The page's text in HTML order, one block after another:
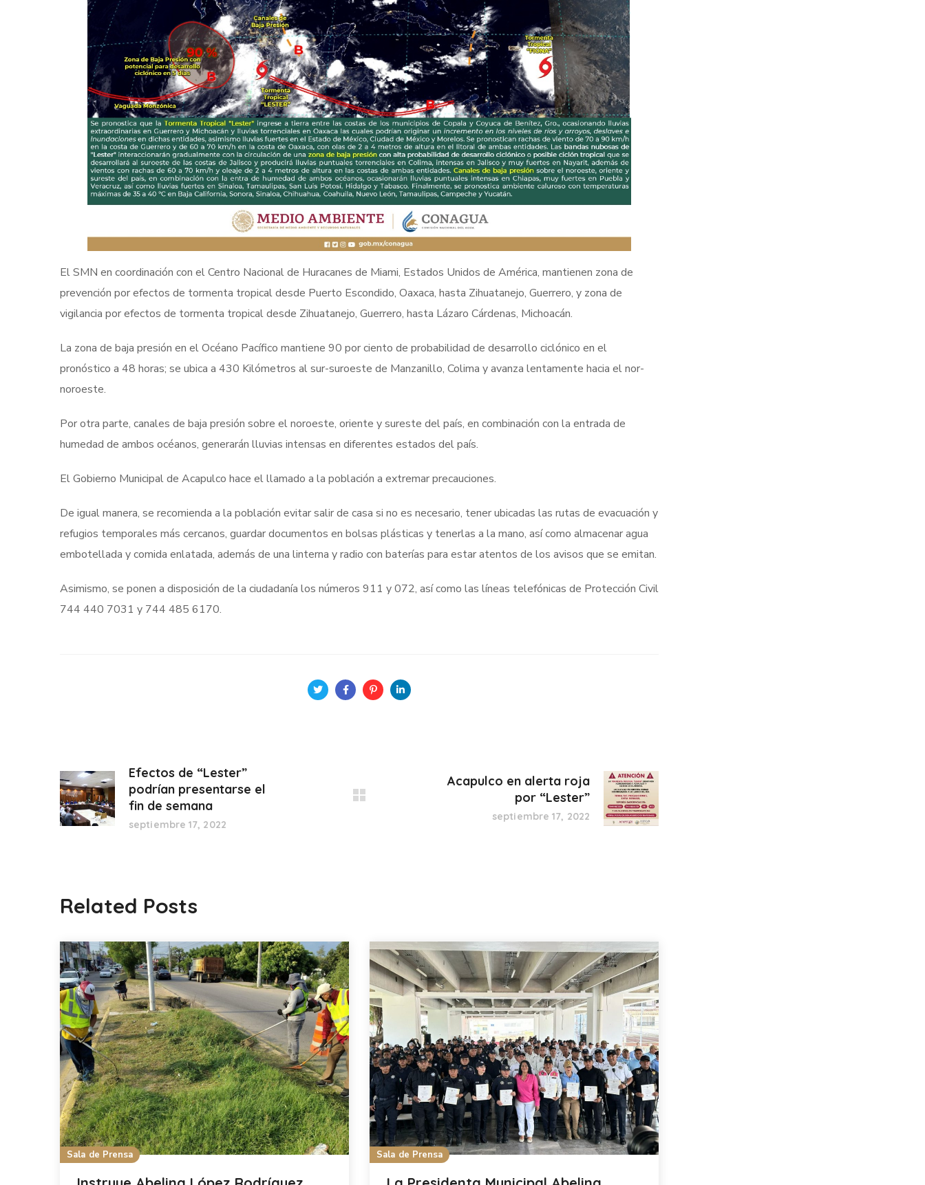
El SMN en coordinación con el Centro Nacional de Huracanes de Miami, Estados Unidos de América, mantienen zona de
prevención por efectos de tormenta tropical desde Puerto Escondido, Oaxaca, hasta Zihuatanejo, Guerrero, y zona de
vigilancia por efectos de tormenta tropical desde Zihuatanejo, Guerrero, hasta Lázaro Cárdenas, Michoacán.
La zona de baja presión en el Océano Pacífico mantiene 90 por ciento de probabilidad de desarrollo ciclónico en el
pronóstico a 48 horas; se ubica a 430 Kilómetros al sur-suroeste de Manzanillo, Colima y avanza lentamente hacia el nor-
noroeste.
Por otra parte, canales de baja presión sobre el noroeste, oriente y sureste del país, en combinación con la entrada de
humedad de ambos océanos, generarán lluvias intensas en diferentes estados del país.
El Gobierno Municipal de Acapulco hace el llamado a la población a extremar precauciones.
De igual manera, se recomienda a la población evitar salir de casa si no es necesario, tener ubicadas las rutas de evacuación y
refugios temporales más cercanos, guardar documentos en bolsas plásticas y tenerlas a la mano, así como almacenar agua
embotellada y comida enlatada, además de una linterna y radio con baterías para estar atentos de los avisos que se emitan.
Asimismo, se ponen a disposición de la ciudadanía los números 911 y 072, así como las líneas telefónicas de Protección Civil
744 440 7031 y 744 485 6170.
Efectos de “Lester”
podrían presentarse el
fin de semana
septiembre 17, 2022
Acapulco en alerta roja
por “Lester”
septiembre 17, 2022
Related Posts
Sala de Prensa Sala de Prensa